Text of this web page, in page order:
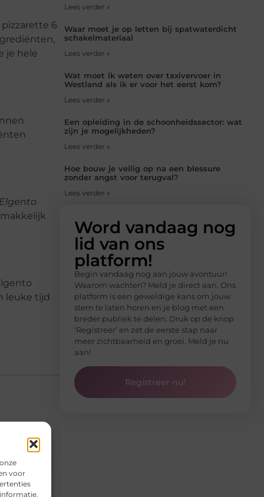
voor
6
je hele
Elgento
leuke tijd
Lees verder »
Waar moet je op letten bij spatwaterdicht
schakelmateriaal
Lees verder »
Wat moet ik weten over taxivervoer in
Westland als ik er voor het eerst kom?
Lees verder »
Een opleiding in de schoonheidssector: wat
zijn je mogelijkheden?
Lees verder »
Hoe bouw je veilig op na een blessure
zonder angst voor terugval?
Lees verder »
Word vandaag nog
lid van ons
platform!
Begin vandaag nog aan jouw avontuur!
Waarom wachten? Meld je direct aan. Ons
platform is een geweldige kans om jouw
stem te laten horen en je blog met een
breder publiek te delen. Druk op de knop
‘Registreer’ en zet de eerste stap naar
meer zichtbaarheid en groei. Meld je nu
aan!
Registreer nu!